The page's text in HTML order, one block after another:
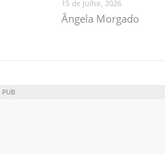
15 de Julho, 2026
Ângela Morgado
PUB